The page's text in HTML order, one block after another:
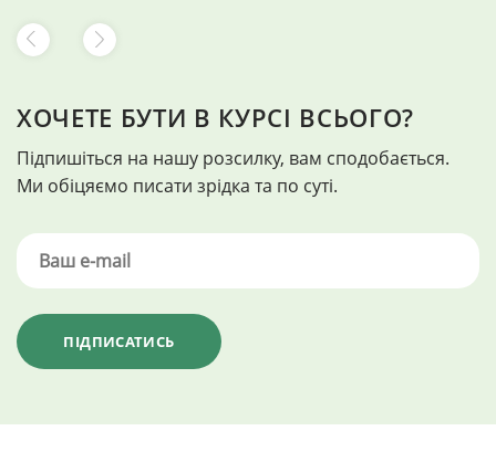
ХОЧЕТЕ БУТИ В КУРСІ ВСЬОГО?
Підпишіться на нашу розсилку, вам сподобається.
Ми обіцяємо писати зрідка та по суті.